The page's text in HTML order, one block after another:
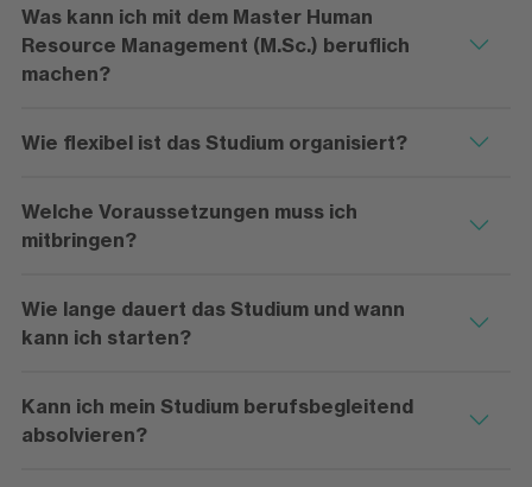
Was kann ich mit dem Master Human
Resource Management (M.Sc.) beruflich
machen?
Wie flexibel ist das Studium organisiert?
Welche Voraussetzungen muss ich
mitbringen?
Wie lange dauert das Studium und wann
kann ich starten?
Kann ich mein Studium berufsbegleitend
absolvieren?